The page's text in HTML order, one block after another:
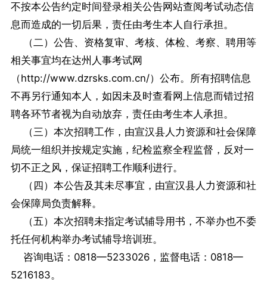
不按本公告约定时间登录相关公告网站查阅考试动态信
息而造成的一切后果，责任由考生本人自行承担。
（二）公告、资格复审、考核、体检、考察、聘用等
相关事宜均在达州人事考试网
（http://www.dzrsks.com.cn/）公布。所有招聘信息
不再另行通知本人，如因未及时查看网上信息而错过招
聘各环节者视为自动放弃，责任由考生本人承担。
（三）本次招聘工作，由宣汉县人力资源和社会保障
局统一组织并按规定实施，纪检监察全程监督，反对一
切不正之风，保证招聘工作顺利进行。
（四）本公告及其未尽事宜，由宣汉县人力资源和社
会保障局负责解释。
（五）本次招聘未指定考试辅导用书，不举办也不委
托任何机构举办考试辅导培训班。
咨询电话：0818—5233026，监督电话：0818—
5216183。